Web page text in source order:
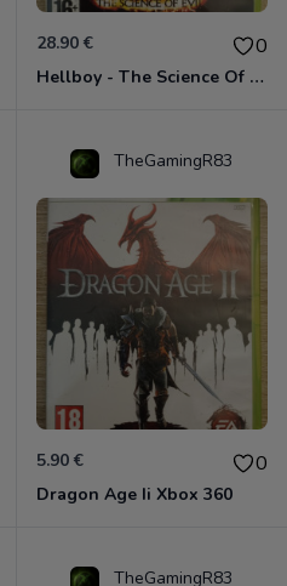
28.90 € 0
Hellboy - The Science Of Evil Xbox 360
TheGamingR83
5.90 € 0
Dragon Age Ii Xbox 360
TheGamingR83